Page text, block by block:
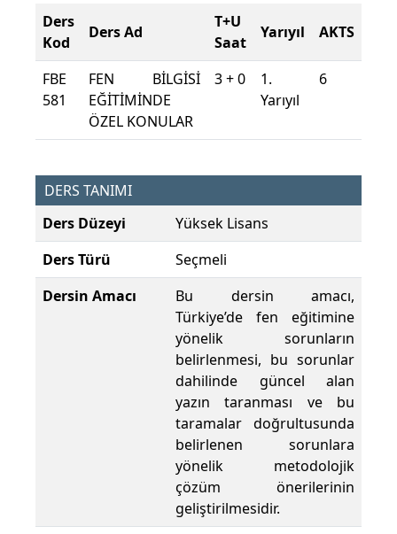
Ders
Kod
Ders Ad
T+U
Saat
Yarıyıl AKTS
FBE
581
FEN BİLGİSİ
EĞİTİMİNDE
ÖZEL KONULAR
3 + 0
1.
Yarıyıl
6
DERS TANIMI
Ders Düzeyi
Yüksek Lisans
Ders Türü
Seçmeli
Dersin Amacı
Bu dersin amacı,
Türkiye’de fen eğitimine
yönelik sorunların
belirlenmesi, bu sorunlar
dahilinde güncel alan
yazın taranması ve bu
taramalar doğrultusunda
belirlenen sorunlara
yönelik metodolojik
çözüm önerilerinin
geliştirilmesidir.